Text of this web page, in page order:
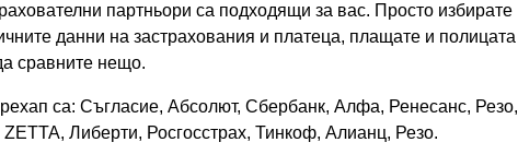
партньори са подходящи за вас. Просто избирате
данни на застрахования и платеца, плащате и полицата
сравните нещо.
са: Съгласие, Абсолют, Сбербанк, Алфа, Ренесанс, Резо,
Либерти, Росгосстрах, Тинкоф, Алианц, Резо.